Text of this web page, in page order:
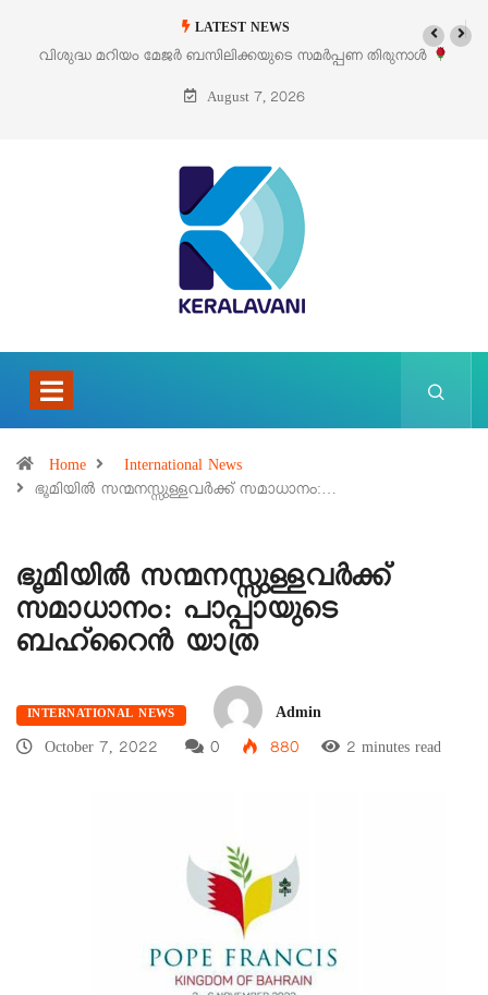
LATEST NEWS
തിരുനാൾ
‘പെറ്റൽസ്’ ലൈഫ് സ്റ്റൈൽ എക്സിബിഷനും സെയിലും
പെരുമാനൂരിൽ
August 7, 2026
Home
International News
ഭൂമിയിൽ സന്മനസ്സുള്ളവർക്ക് സമാധാനം:…
ഭൂമിയിൽ സന്മനസ്സുള്ളവർക്ക്
സമാധാനം: പാപ്പായുടെ
ബഹ്‌റൈൻ യാത്ര
INTERNATIONAL NEWS
Admin
October 7, 2022
0 880 2 minutes read